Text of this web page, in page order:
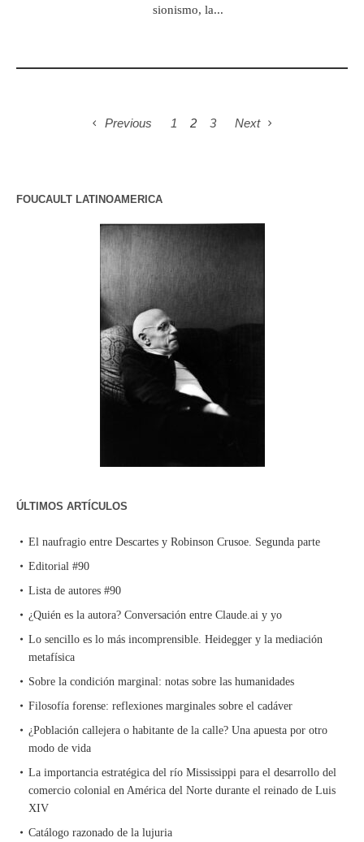
sionismo, la...
Previous 1 2 3 Next
FOUCAULT LATINOAMERICA
ÚLTIMOS ARTÍCULOS
El naufragio entre Descartes y Robinson Crusoe. Segunda parte
Editorial #90
Lista de autores #90
¿Quién es la autora? Conversación entre Claude.ai y yo
Lo sencillo es lo más incomprensible. Heidegger y la mediación
metafísica
Sobre la condición marginal: notas sobre las humanidades
Filosofía forense: reflexiones marginales sobre el cadáver
¿Población callejera o habitante de la calle? Una apuesta por otro
modo de vida
La importancia estratégica del río Mississippi para el desarrollo del
comercio colonial en América del Norte durante el reinado de Luis
XIV
Catálogo razonado de la lujuria